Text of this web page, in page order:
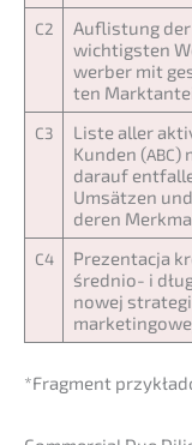
C2
Auflis­tung der
wichtigs­ten
wer­ber mit
ten
C3
Liste aller
Kunden (ABC)
darauf
Umsät­zen
de­ren
C4
Prezent­ac­ja
średnio- i
no­wej
*Fragment